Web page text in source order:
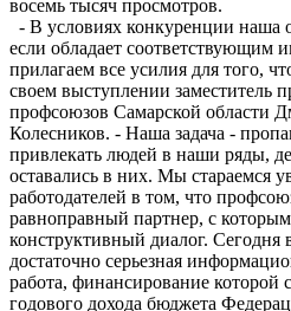
восемь тысяч просмотров.
- В условиях конкуренции наша
если обладает
прилагаем все усилия для того,
своем выступлении заместитель
профсоюзов Самарской области
Колесников. - Наша задача -
привлекать людей в наши ряды,
оставались в них. Мы стараемся
работодателей в том, что
равноправный партнер, с
конструктивный диалог.
достаточно серьезная
работа, финансирование которой
годового дохода бюджета